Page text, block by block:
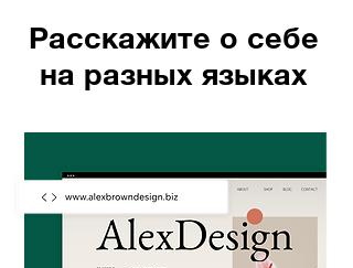
Расскажите о себе
на разных языках